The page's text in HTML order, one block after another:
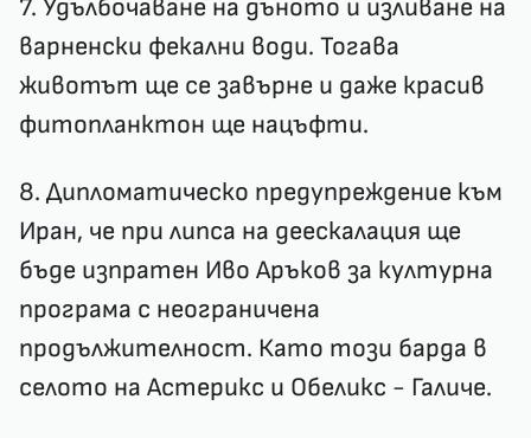
7. Удълбочаване на дъното и изливане на
варненски фекални води. Тогава
животът ще се завърне и даже красив
фитопланктон ще нацъфти.
8. Дипломатическо предупреждение към
Иран, че при липса на деескалация ще
бъде изпратен Иво Аръков за културна
програма с неограничена
продължителност. Като този барда в
селото на Астерикс и Обеликс - Галиче.